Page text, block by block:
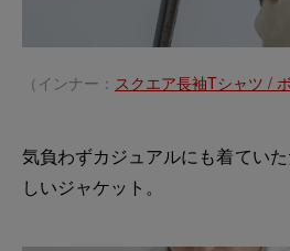
（インナー： スクエア長袖Tシャツ /
気負わずカジュアルにも着てい
しいジャケット。